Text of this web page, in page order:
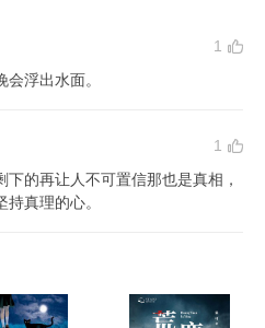
1
浮出水面。
1
的再让人不可置信那也是真相，
真理的心。